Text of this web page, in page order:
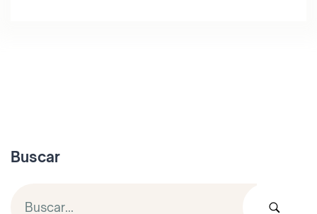
Buscar